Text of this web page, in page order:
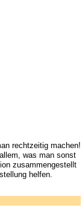
rechtzeitig machen!
was man sonst
zusammengestellt
helfen.